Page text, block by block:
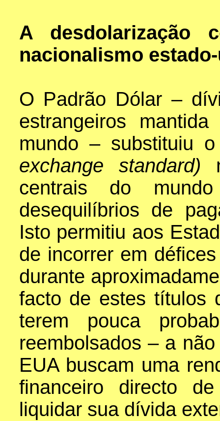
A desdolarização
nacionalismo
O Padrão Dólar –
estrangeiros
mundo – substituiu
exchange standard)
centrais do
desequilíbrios de
Isto permitiu aos
de incorrer em
durante
facto de estes títulos
terem pouca
reembolsados – a
EUA buscam uma
financeiro directo
liquidar sua dívida